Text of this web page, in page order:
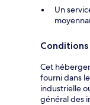
Un
Conditions
Cet
fourni dans
industrielle
général des